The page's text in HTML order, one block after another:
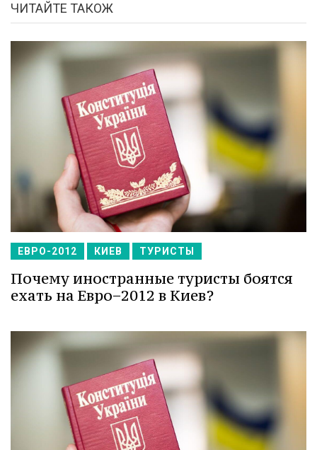
ЧИТАЙТЕ ТАКОЖ
ЕВРО-2012 КИЕВ ТУРИСТЫ
Почему иностранные туристы боятся
ехать на Евро−2012 в Киев?